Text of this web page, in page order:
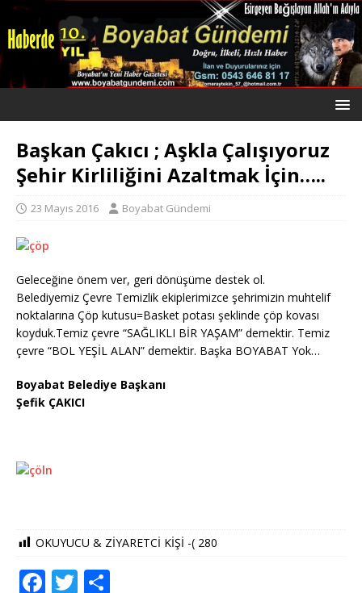
Başkan Çakıcı ; Aşkla Çalışıyoruz
Şehir Kirliliğini Azaltmak İçin…..
23 Mayıs 2016 Boyabat Gündemi
Geleceğine önem ver, geri dönüşüme destek ol.
Belediyemiz Çevre Temizlik ekiplerimizce şehrimizin muhtelif
noktalarına Çöp kutusu=Basket potası şeklinde çöp kovası
koyduk.Temiz çevre “SAĞLIKLI BİR YAŞAM” demektir. Temiz
çevre “BOL YEŞİL ALAN” demektir. Başka BOYABAT Yok…
Boyabat Belediye Başkanı
Şefik ÇAKICI
OKUYUCU & ZİYARETCİ KİŞİ -( 280
F T